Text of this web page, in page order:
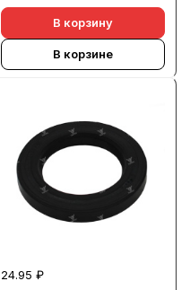
В корзину
В корзине
24.95 ₽